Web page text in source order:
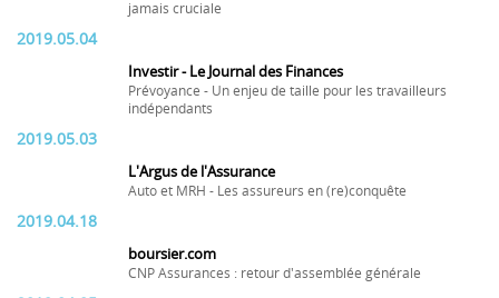
jamais cruciale
2019.05.04
Investir - Le Journal des Finances
Prévoyance - Un enjeu de taille pour les travailleurs
indépendants
2019.05.03
L'Argus de l'Assurance
Auto et MRH - Les assureurs en (re)conquête
2019.04.18
boursier.com
CNP Assurances : retour d'assemblée générale